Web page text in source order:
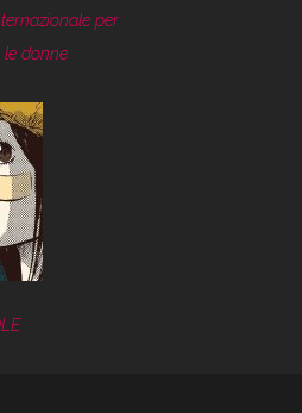
per
le donne